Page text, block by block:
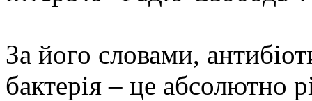
За його словами,
бактерія – це абсолютно